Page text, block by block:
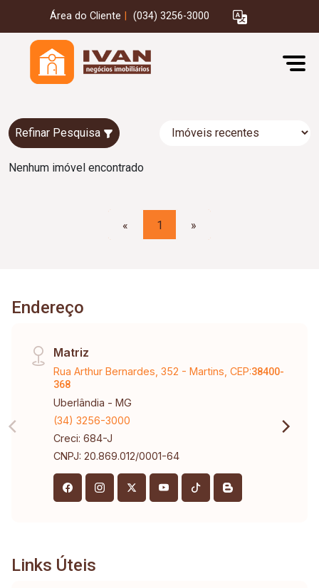
Área do Cliente (034) 3256-3000
Refinar Pesquisa
Nenhum imóvel encontrado
« 1 »
Endereço
Matriz
Rua Arthur Bernardes, 352 - Martins, CEP:38400-
368
Uberlândia - MG
(34) 3256-3000
Creci: 684-J
CNPJ: 20.869.012/0001-64
Links Úteis